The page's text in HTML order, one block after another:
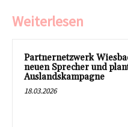
Weiterlesen
Partnernetzwerk
neuen Sprecher und
Auslandskampagne
18.03.2026